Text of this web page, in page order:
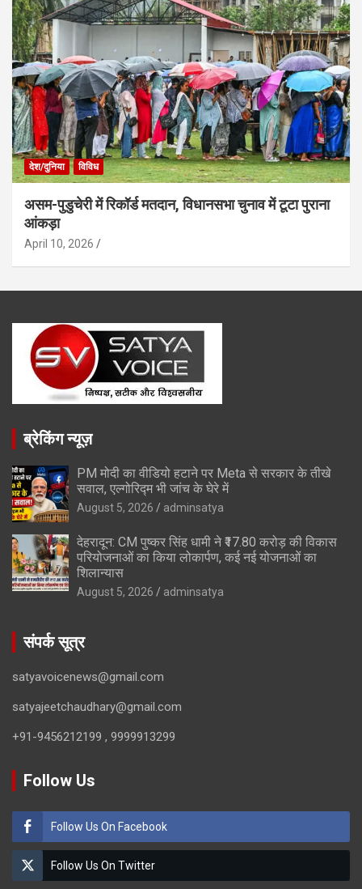
देश/दुनिया विविध
असम-पुडुचेरी में रिकॉर्ड मतदान, विधानसभा चुनाव में टूटा पुराना
आंकड़ा
April 10, 2026
ब्रेकिंग न्यूज़
PM मोदी का वीडियो हटाने पर Meta से सरकार के तीखे
सवाल, एल्गोरिद्म भी जांच के घेरे में
August 5, 2026 adminsatya
देहरादून: CM पुष्कर सिंह धामी ने ₹17.80 करोड़ की विकास
परियोजनाओं का किया लोकार्पण, कई नई योजनाओं का
शिलान्यास
August 5, 2026 adminsatya
संपर्क सूत्र
satyavoicenews@gmail.com
satyajeetchaudhary@gmail.com
+91-9456212199 , 9999913299
Follow Us
Follow Us On Facebook
Follow Us On Twitter